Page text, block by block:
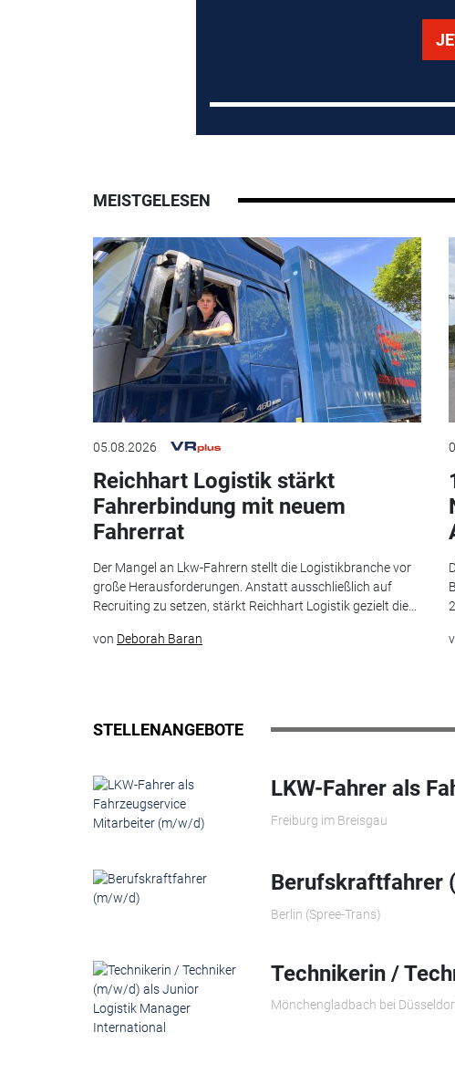
MEISTGELESEN
05.08.2026
Reichhart Logistik stärkt
Fahrerbindung mit neuem
Fahrerrat
Der Mangel an Lkw-Fahrern stellt die Logistikbranche vor
große Herausforderungen. Anstatt ausschließlich auf
Recruiting zu setzen, stärkt Reichhart Logistik gezielt die...
von Deborah Baran
STELLENANGEBOTE
LKW-Fahrer als
Freiburg im Breisgau
Berufskraftfahrer
Berlin (Spree-Trans)
Technikerin /
Mönchengladbach bei